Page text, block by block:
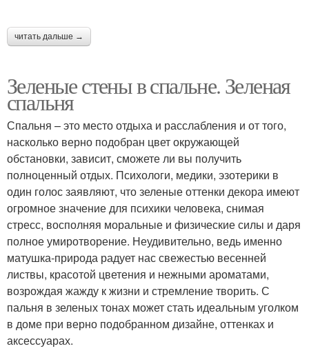
читать дальше →
Зеленые стены в спальне. Зеленая
спальня
Спальня – это место отдыха и расслабления и от того,
насколько верно подобран цвет окружающей
обстановки, зависит, сможете ли вы получить
полноценный отдых. Психологи, медики, эзотерики в
один голос заявляют, что зеленые оттенки декора имеют
огромное значение для психики человека, снимая
стресс, восполняя моральные и физические силы и даря
полное умиротворение. Неудивительно, ведь именно
матушка-природа радует нас свежестью весенней
листвы, красотой цветения и нежными ароматами,
возрождая жажду к жизни и стремление творить. С
пальня в зеленых тонах может стать идеальным уголком
в доме при верно подобранном дизайне, оттенках и
аксессуарах.